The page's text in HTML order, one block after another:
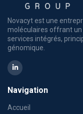
Novacyt est une
moléculaires offrant
services intégrés,
génomique.
Navigation
Accueil